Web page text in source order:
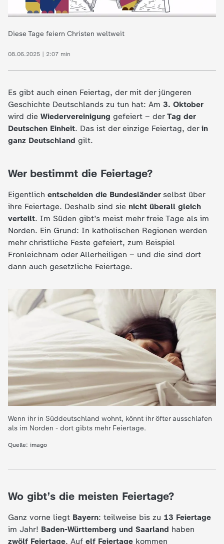
n
d
Z
D
Diese Tage feiern Christen weltweit
08.06.2025 | 2:07 min
Es gibt auch einen Feiertag, der mit der jüngeren
Geschichte Deutschlands zu tun hat: Am 3. Oktober
wird die Wiedervereinigung gefeiert – der Tag der
Deutschen Einheit. Das ist der einzige Feiertag, der in
ganz Deutschland gilt.
Wer bestimmt die Feiertage?
Eigentlich entscheiden die Bundesländer selbst über
ihre Feiertage. Deshalb sind sie nicht überall gleich
verteilt. Im Süden gibt’s meist mehr freie Tage als im
Norden. Ein Grund: In katholischen Regionen werden
mehr christliche Feste gefeiert, zum Beispiel
Fronleichnam oder Allerheiligen – und die sind dort
dann auch gesetzliche Feiertage.
Wenn ihr in Süddeutschland wohnt, könnt ihr öfter ausschlafen
als im Norden - dort gibts mehr Feiertage.
Quelle: imago
Wo gibt’s die meisten Feiertage?
Ganz vorne liegt Bayern: teilweise bis zu 13 Feiertage
im Jahr! Baden-Württemberg und Saarland haben
zwölf Feiertage. Auf elf Feiertage kommen